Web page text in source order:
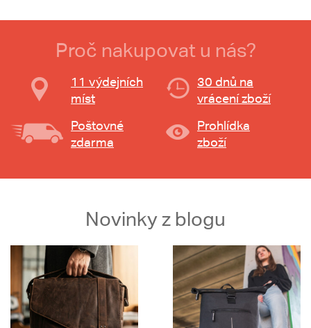
Proč nakupovat u nás?
11 výdejních
míst
30 dnů na
vrácení zboží
Poštovné
zdarma
Prohlídka
zboží
Novinky z blogu